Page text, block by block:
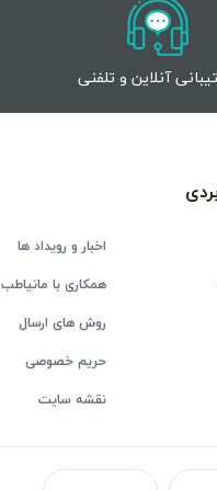
آنلاین و تلفنی
اخبار و رویداد ها
همکاری با مانیاطب
روش های ارسال
حریم خصوصی
نقشه سایت